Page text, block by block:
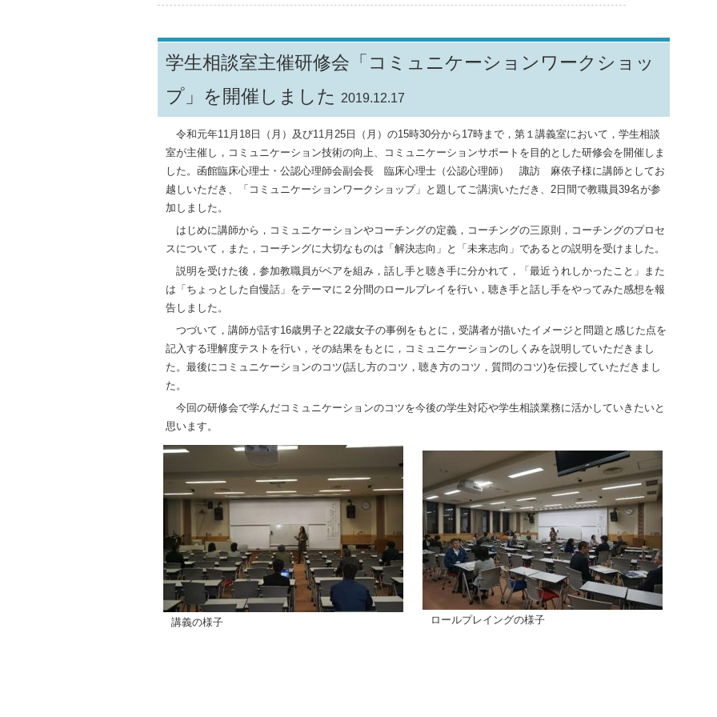
学生相談室主催研修会「コミュニケーションワークショッ
プ」を開催しました
2019.12.17
令和元年11月18日（月）及び11月25日（月）の15時30分から17時まで，第１講義室において，学生相談
室が主催し，コミュニケーション技術の向上、コミュニケーションサポートを目的とした研修会を開催しま
した。函館臨床心理士・公認心理師会副会長 臨床心理士（公認心理師） 諏訪 麻依子様に講師としてお
越しいただき、「コミュニケーションワークショップ」と題してご講演いただき、2日間で教職員39名が参
加しました。
はじめに講師から，コミュニケーションやコーチングの定義，コーチングの三原則，コーチングのプロセ
スについて，また，コーチングに大切なものは「解決志向」と「未来志向」であるとの説明を受けました。
説明を受けた後，参加教職員がペアを組み，話し手と聴き手に分かれて，「最近うれしかったこと」また
は「ちょっとした自慢話」をテーマに２分間のロールプレイを行い，聴き手と話し手をやってみた感想を報
告しました。
つづいて，講師が話す16歳男子と22歳女子の事例をもとに，受講者が描いたイメージと問題と感じた点を
記入する理解度テストを行い，その結果をもとに，コミュニケーションのしくみを説明していただきまし
た。最後にコミュニケーションのコツ(話し方のコツ，聴き方のコツ，質問のコツ)を伝授していただきまし
た。
今回の研修会で学んだコミュニケーションのコツを今後の学生対応や学生相談業務に活かしていきたいと
思います。
講義の様子 ロールプレイングの様子